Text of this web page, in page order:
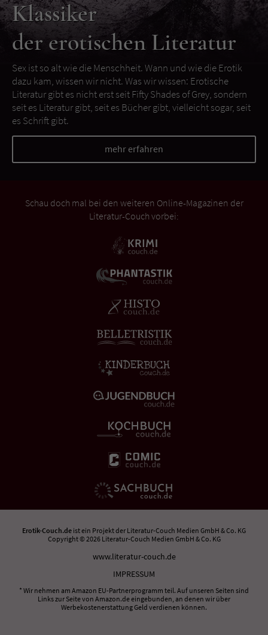
Klassiker
der erotischen Literatur
Sex ist so alt wie die Menschheit. Wann und wie die Erotik
dazu kam, wissen wir nicht. Was wir wissen: Erotische
Literatur gibt es nicht erst seit Fifty Shades of Grey, sondern
seit es Literatur gibt, seit es Bücher gibt, vielleicht sogar, seit
es Schrift gibt.
mehr erfahren
Schau doch mal bei den weiteren Online-Magazinen der
Literatur-Couch vorbei:
Erotik-Couch.de ist ein Projekt der Literatur-Couch Medien GmbH & Co. KG
Copyright © 2026 Literatur-Couch Medien GmbH & Co. KG
www.literatur-couch.de
IMPRESSUM
* Wir nehmen am Amazon EU-Partnerprogramm teil. Auf unseren Seiten sind
Links zur Seite von Amazon.de eingebunden, an denen wir über
Werbekostenerstattung Geld verdienen können.